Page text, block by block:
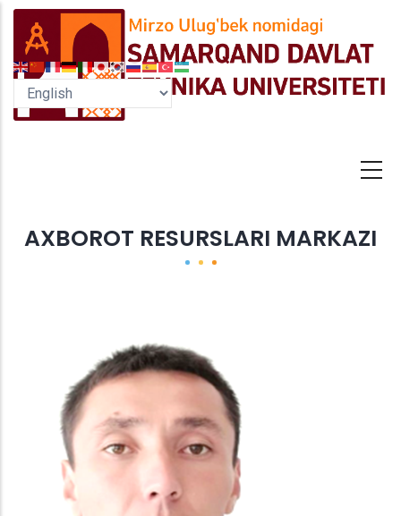
Skip
main
content
AXBOROT RESURSLARI MARKAZI